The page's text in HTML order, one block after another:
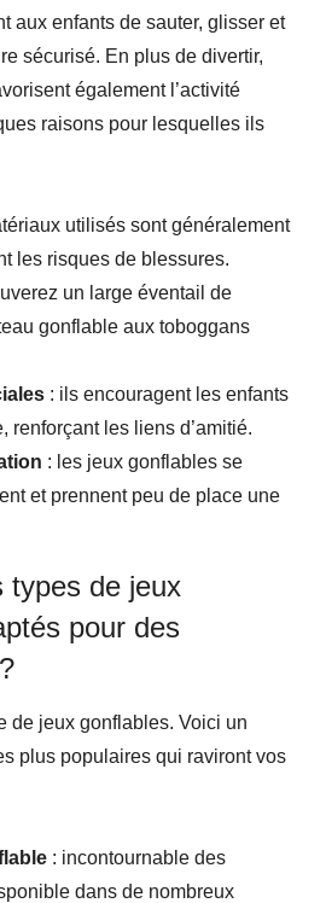
aux enfants de sauter, glisser et
sécurisé. En plus de divertir,
également l’activité
raisons pour lesquelles ils
utilisés sont généralement
les risques de blessures.
un large éventail de
gonflable aux toboggans
: ils encouragent les enfants
renforçant les liens d’amitié.
: les jeux gonflables se
et prennent peu de place une
types de jeux
pour des
de jeux gonflables. Voici un
plus populaires qui raviront vos
: incontournable des
dans de nombreux